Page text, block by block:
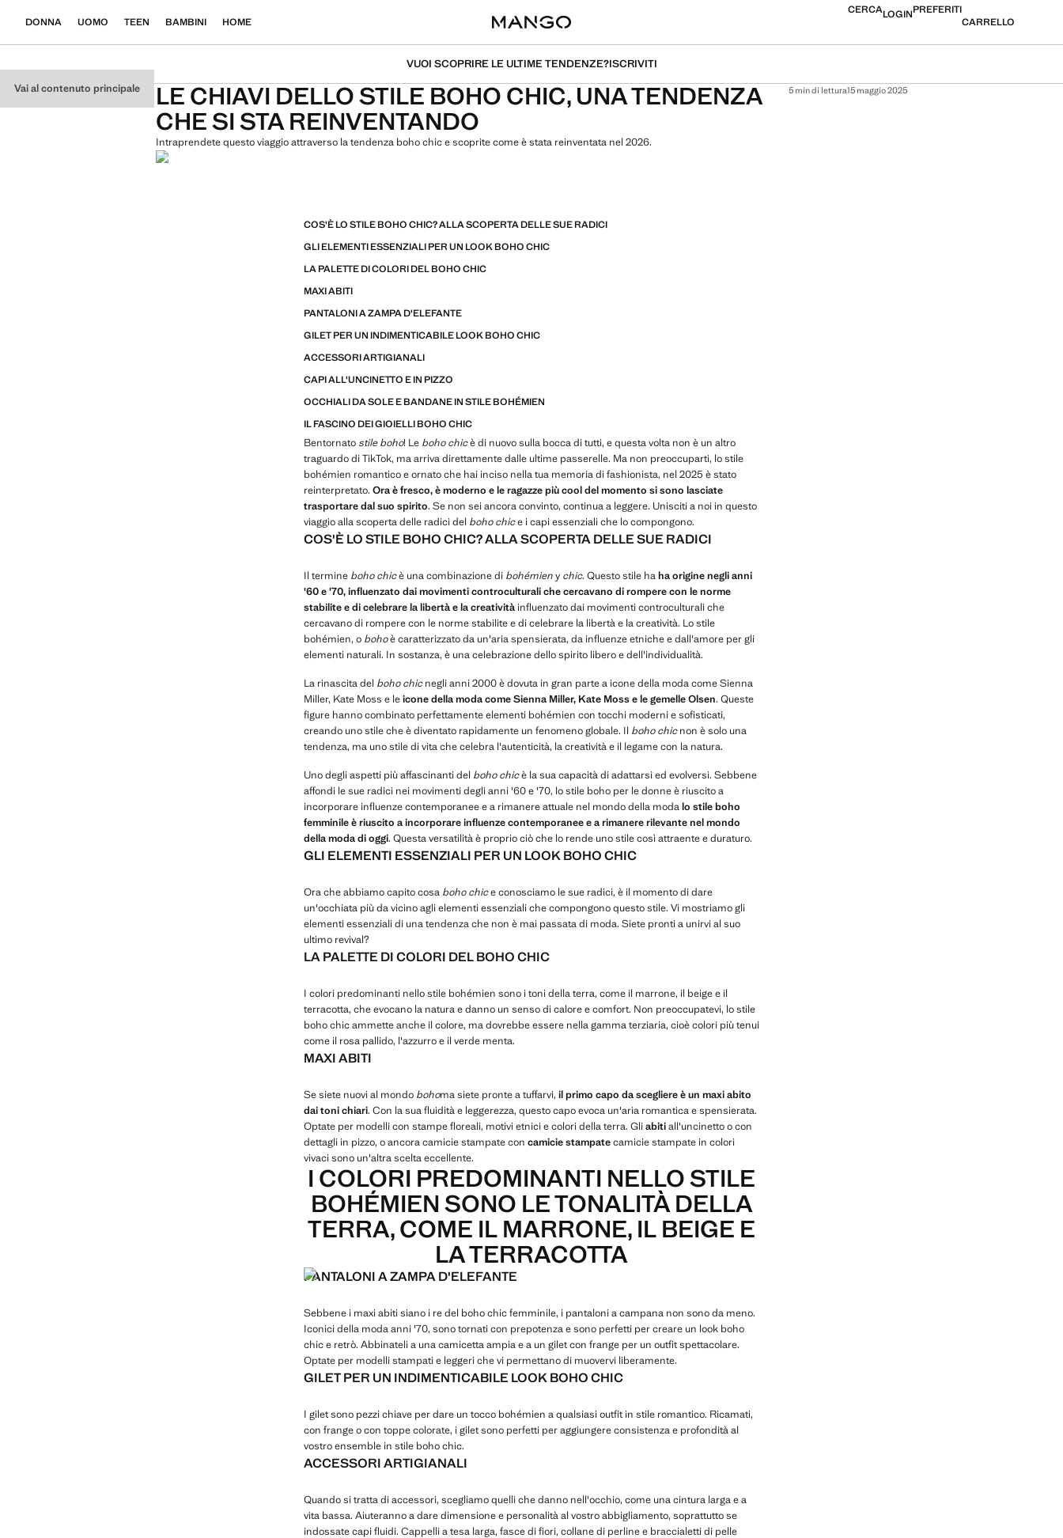
Vai al contenuto principale
DONNA UOMO TEEN BAMBINI HOME
CERCALOGINPREFERITI
CARRELLO
VUOI SCOPRIRE LE ULTIME TENDENZE?ISCRIVITI
LE CHIAVI DELLO STILE BOHO CHIC, UNA TENDENZA
CHE SI STA REINVENTANDO
Intraprendete questo viaggio attraverso la tendenza boho chic e scoprite come è stata reinventata nel 2026.
5 min di lettura15 maggio 2025
COS'È LO STILE BOHO CHIC? ALLA SCOPERTA DELLE SUE RADICI
GLI ELEMENTI ESSENZIALI PER UN LOOK BOHO CHIC
LA PALETTE DI COLORI DEL BOHO CHIC
MAXI ABITI
PANTALONI A ZAMPA D'ELEFANTE
GILET PER UN INDIMENTICABILE LOOK BOHO CHIC
ACCESSORI ARTIGIANALI
CAPI ALL'UNCINETTO E IN PIZZO
OCCHIALI DA SOLE E BANDANE IN STILE BOHÉMIEN
IL FASCINO DEI GIOIELLI BOHO CHIC
Bentornato stile boho! Le boho chicè di nuovo sulla bocca di tutti, e questa volta non è un altro
traguardo di TikTok, ma arriva direttamente dalle ultime passerelle. Ma non preoccuparti, lo stile
bohémien romantico e ornato che hai inciso nella tua memoria di fashionista, nel 2025 è stato
reinterpretato. Ora è fresco, è moderno e le ragazze più cool del momento si sono lasciate
trasportare dal suo spirito. Se non sei ancora convinto, continua a leggere. Unisciti a noi in questo
viaggio alla scoperta delle radici del boho chice i capi essenziali che lo compongono.
COS'È LO STILE BOHO CHIC? ALLA SCOPERTA DELLE SUE RADICI
Il termine boho chicè una combinazione di bohémieny chic. Questo stile haha origine negli anni
'60 e '70, influenzato dai movimenti controculturali che cercavano di rompere con le norme
stabilite e di celebrare la libertà e la creatività influenzato dai movimenti controculturali che
cercavano di rompere con le norme stabilite e di celebrare la libertà e la creatività. Lo stile
bohémien, o bohoè caratterizzato da un'aria spensierata, da influenze etniche e dall'amore per gli
elementi naturali. In sostanza, è una celebrazione dello spirito libero e dell'individualità.
La rinascita del boho chicnegli anni 2000 è dovuta in gran parte a icone della moda come Sienna
Miller, Kate Moss e leicone della moda come Sienna Miller, Kate Moss e le gemelle Olsen. Queste
figure hanno combinato perfettamente elementi bohémien con tocchi moderni e sofisticati,
creando uno stile che è diventato rapidamente un fenomeno globale. Il boho chicnon è solo una
tendenza, ma uno stile di vita che celebra l'autenticità, la creatività e il legame con la natura.
Uno degli aspetti più affascinanti del boho chicè la sua capacità di adattarsi ed evolversi. Sebbene
affondi le sue radici nei movimenti degli anni '60 e '70, lo stile boho per le donne è riuscito a
incorporare influenze contemporanee e a rimanere attuale nel mondo della modalo stile boho
femminile è riuscito a incorporare influenze contemporanee e a rimanere rilevante nel mondo
della moda di oggi. Questa versatilità è proprio ciò che lo rende uno stile così attraente e duraturo.
GLI ELEMENTI ESSENZIALI PER UN LOOK BOHO CHIC
Ora che abbiamo capito cosa boho chice conosciamo le sue radici, è il momento di dare
un'occhiata più da vicino agli elementi essenziali che compongono questo stile. Vi mostriamo gli
elementi essenziali di una tendenza che non è mai passata di moda. Siete pronti a unirvi al suo
ultimo revival?
LA PALETTE DI COLORI DEL BOHO CHIC
I colori predominanti nello stile bohémien sono i toni della terra, come il marrone, il beige e il
terracotta, che evocano la natura e danno un senso di calore e comfort. Non preoccupatevi, lo stile
boho chic ammette anche il colore, ma dovrebbe essere nella gamma terziaria, cioè colori più tenui
come il rosa pallido, l'azzurro e il verde menta.
MAXI ABITI
Se siete nuovi al mondo bohoma siete pronte a tuffarvi, il primo capo da scegliere è un maxi abito
dai toni chiari. Con la sua fluidità e leggerezza, questo capo evoca un'aria romantica e spensierata.
Optate per modelli con stampe floreali, motivi etnici e colori della terra. Gli abitiall'uncinetto o con
dettagli in pizzo, o ancora camicie stampate con camicie stampatecamicie stampate in colori
vivaci sono un'altra scelta eccellente.
I COLORI PREDOMINANTI NELLO STILE
BOHÉMIEN SONO LE TONALITÀ DELLA
TERRA, COME IL MARRONE, IL BEIGE E
LA TERRACOTTA
PANTALONI A ZAMPA D'ELEFANTE
Sebbene i maxi abiti siano i re del boho chic femminile, i pantaloni a campana non sono da meno.
Iconici della moda anni '70, sono tornati con prepotenza e sono perfetti per creare un look boho
chic e retrò. Abbinateli a una camicetta ampia e a un gilet con frange per un outfit spettacolare.
Optate per modelli stampati e leggeri che vi permettano di muovervi liberamente.
GILET PER UN INDIMENTICABILE LOOK BOHO CHIC
I gilet sono pezzi chiave per dare un tocco bohémien a qualsiasi outfit in stile romantico. Ricamati,
con frange o con toppe colorate, i gilet sono perfetti per aggiungere consistenza e profondità al
vostro ensemble in stile boho chic.
ACCESSORI ARTIGIANALI
Quando si tratta di accessori, scegliamo quelli che danno nell'occhio, come una cintura larga e a
vita bassa. Aiuteranno a dare dimensione e personalità al vostro abbigliamento, soprattutto se
indossate capi fluidi. Cappelli a tesa larga, fasce di fiori, collane di perline e braccialetti di pelle